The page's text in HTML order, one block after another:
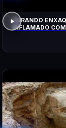
CURANDO
INFLAMADO